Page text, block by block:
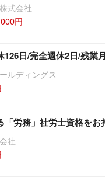
式会社
円
126日/完全週休2日/残業
ルディングス
「労務」社労士資格をお
社